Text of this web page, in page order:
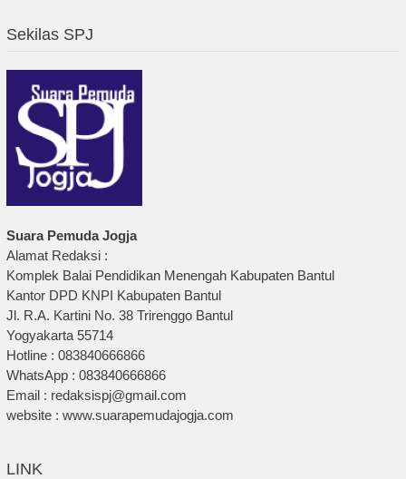
Sekilas SPJ
Suara Pemuda Jogja
Alamat Redaksi :
Komplek Balai Pendidikan Menengah Kabupaten Bantul
Kantor DPD KNPI Kabupaten Bantul
Jl. R.A. Kartini No. 38 Trirenggo Bantul
Yogyakarta 55714
Hotline : 083840666866
WhatsApp : 083840666866
Email : redaksispj@gmail.com
website : www.suarapemudajogja.com
LINK